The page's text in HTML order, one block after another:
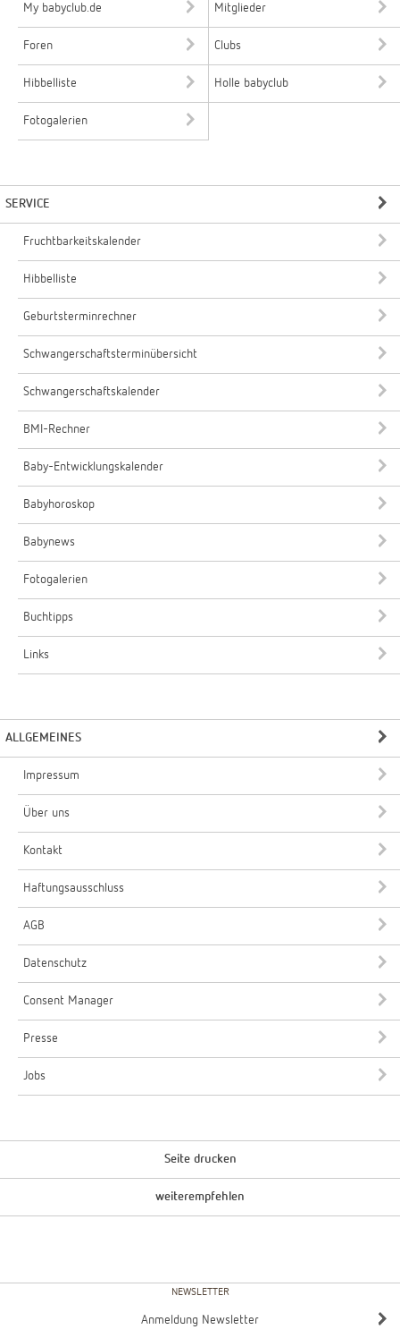
My babyclub.de Mitglieder
Foren Clubs
Hibbelliste Holle babyclub
Fotogalerien
SERVICE
Fruchtbarkeitskalender
Hibbelliste
Geburtsterminrechner
Schwangerschaftsterminübersicht
Schwangerschaftskalender
BMI-Rechner
Baby-Entwicklungskalender
Babyhoroskop
Babynews
Fotogalerien
Buchtipps
Links
ALLGEMEINES
Impressum
Über uns
Kontakt
Haftungsausschluss
AGB
Datenschutz
Consent Manager
Presse
Jobs
Seite drucken
weiterempfehlen
NEWSLETTER
Anmeldung Newsletter